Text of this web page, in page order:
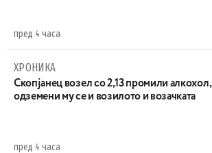
пред 4 часа
ХРОНИКА
Скопјанец возел со 2,13 промили алкохол,
одземени му се и возилото и возачката
пред 4 часа